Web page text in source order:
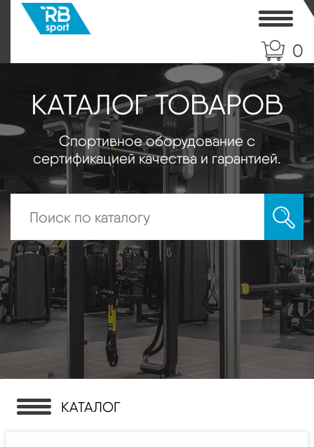
0
КАТАЛОГ ТОВАРОВ
Спортивное оборудование с
сертификацией качества и гарантией.
КАТАЛОГ